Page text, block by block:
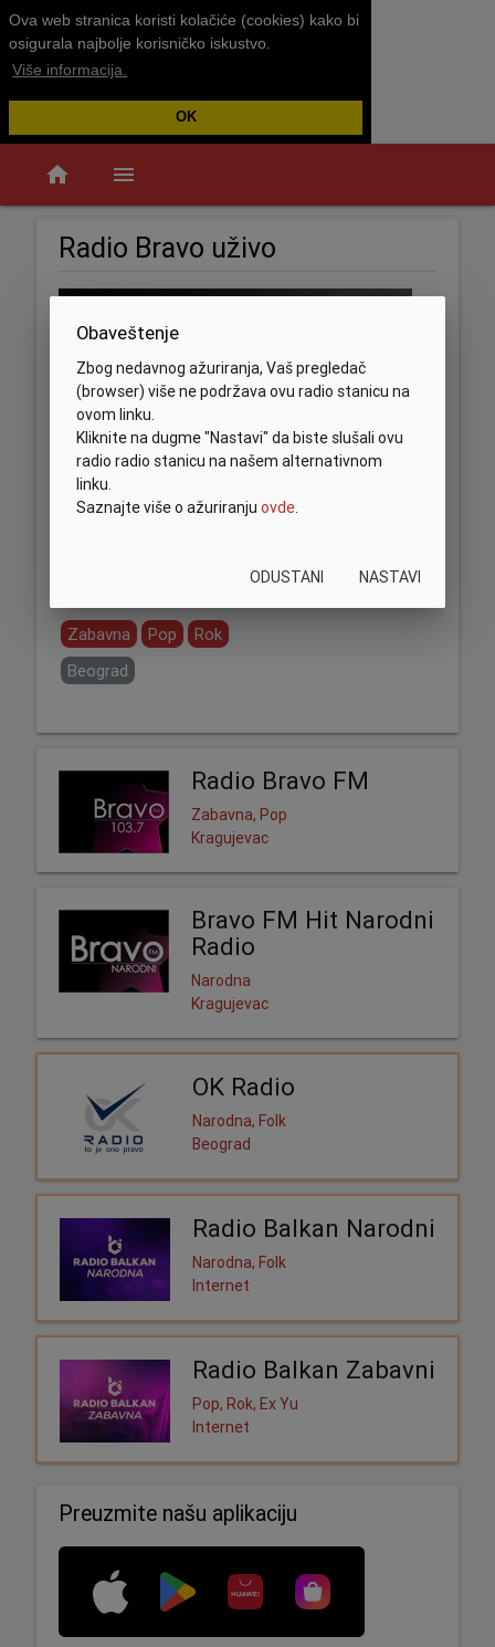
Ova web stranica koristi kolačiće (cookies) kako bi
osigurala najbolje korisničko iskustvo.
Više informacija.
OK
home menu
Radio Bravo uživo
Obaveštenje
Zbog nedavnog ažuriranja, Vaš pregledač
(browser) više ne podržava ovu radio stanicu na
ovom linku.
Kliknite na dugme "Nastavi" da biste slušali ovu
radio radio stanicu na našem alternativnom
linku.
Saznajte više o ažuriranju ovde.
ODUSTANI NASTAVI
Zabavna Pop
Rok
Beograd
Radio Bravo FM
Zabavna, Pop
Kragujevac
Bravo FM Hit Narodni
Radio
Narodna
Kragujevac
OK Radio
Narodna, Folk
Beograd
Radio Balkan Narodni
Narodna, Folk
Internet
Radio Balkan Zabavni
Pop, Rok, Ex Yu
Internet
Preuzmite našu aplikaciju